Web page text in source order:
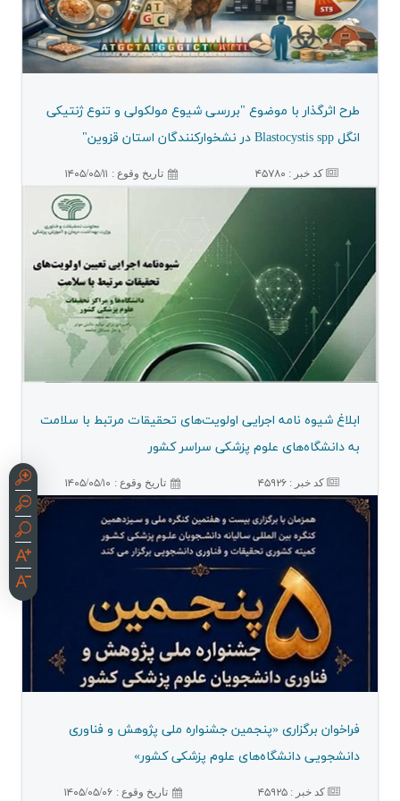
طرح اثرگذار با موضوع "بررسی شیوع مولكولی و تنوع ژنتیكی
انگل Blastocystis spp در نشخواركنندگان استان قزوین"
کد خبر : ۴۵۷۸۰ تاريخ وقوع : ۱۴۰۵/۰۵/۱۱
ابلاغ شیوه نامه اجرایی اولویت‌های تحقیقات مرتبط با سلامت
به دانشگاه‌های علوم پزشكی سراسر كشور
کد خبر :۴۵۹۲۶ تاريخ وقوع : ۱۴۰۵/۰۵/۱۰
فراخوان برگزاری «پنجمین جشنواره ملی پژوهش و فناوری
دانشجویی دانشگاه‌های علوم پزشكی كشور»
کد خبر :۴۵۹۲۵ تاريخ وقوع : ۱۴۰۵/۰۵/۰۶